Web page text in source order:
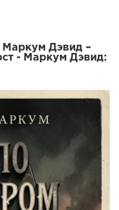
Маркум Дэвид –
- Маркум Дэвид: